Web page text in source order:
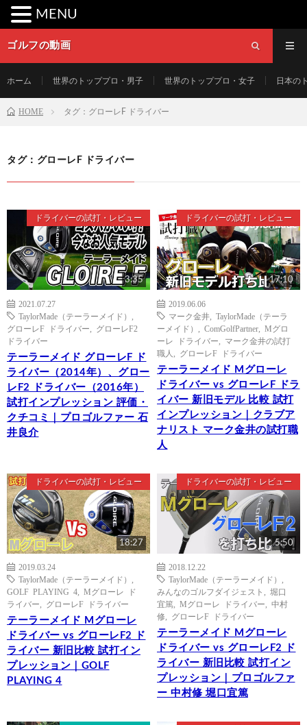
ゴルフの動画
ホーム 世界のトッププロ・男子 世界のトッププロ・女子 日本の
HOME タグ：グローレF ドライバー
タグ：グローレF ドライバー
ドライバーの試打・レビュー
3:35
2021.07.27
TaylorMade（テーラーメイド）
グローレF ドライバー
グローレF2
ドライバー
テーラーメイド グローレF ド
ライバー（2014年）、グロー
レF2 ドライバー（2016年）
試打インプレッション 評価・
クチコミ｜プロゴルファー 石
井良介
ドライバーの試打・レビュー
17:10
2019.06.06
マーク金井
TaylorMade（テーラ
ーメイド）
ComGolfPartner
Mグロ
ーレ ドライバー
マーク金井の試打
職人
グローレF ドライバー
テーラーメイド Mグローレ
ドライバー vs グローレF ドラ
イバー 新旧モデル 比較 試打
インプレッション｜クラブア
ナリスト マーク金井の試打職
人
ドライバーの試打・レビュー
18:27
2019.03.24
TaylorMade（テーラーメイド）
GOLF PLAYING 4
Mグローレ ド
ライバー
グローレF ドライバー
テーラーメイド Mグローレ
ドライバー vs グローレF2 ド
ライバー 新旧比較 試打イン
プレッション｜GOLF
PLAYING 4
ドライバーの試打・レビュー
5:50
2018.12.22
TaylorMade（テーラーメイド）
みんなのゴルフダイジェスト
堀口
宜篤
Mグローレ ドライバー
中村
修
グローレF ドライバー
テーラーメイド Mグローレ
ドライバー vs グローレF2 ド
ライバー 新旧比較 試打イン
プレッション｜プロゴルファ
ー 中村修 堀口宜篤
MENU